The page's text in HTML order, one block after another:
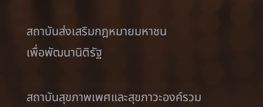
สถาบันส่งเสริมกฎหมายมหาชน
เพื่อพัฒนานิติรัฐ
สถาบันสุขภาพเพศและสุขภาวะองค์รวม